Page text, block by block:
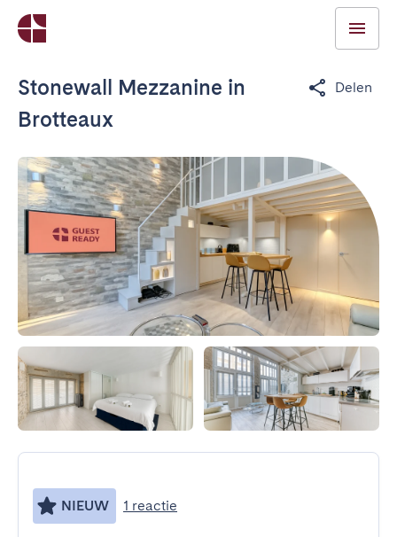
Stonewall Mezzanine in
Brotteaux
Delen
NIEUW 1 reactie